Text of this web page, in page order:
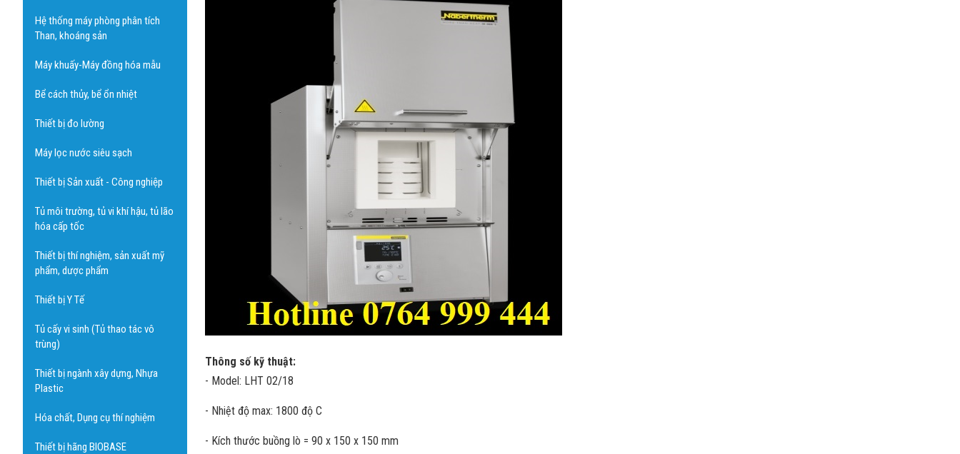
Hệ thống máy phòng phân tích
Than, khoáng sản
Máy khuấy-Máy đồng hóa mẫu
Bể cách thủy, bể ổn nhiệt
Thiết bị đo lường
Máy lọc nước siêu sạch
Thiết bị Sản xuất - Công nghiệp
Tủ môi trường, tủ vi khí hậu, tủ lão
hóa cấp tốc
Thiết bị thí nghiệm, sản xuất mỹ
phẩm, dược phẩm
Thiết bị Y Tế
Tủ cấy vi sinh (Tủ thao tác vô
trùng)
Thiết bị ngành xây dựng, Nhựa
Plastic
Hóa chất, Dụng cụ thí nghiệm
Thiết bị hãng BIOBASE
Thông số kỹ thuật:
- Model: LHT 02/18
- Nhiệt độ max: 1800 độ C
- Kích thước buồng lò = 90 x 150 x 150 mm